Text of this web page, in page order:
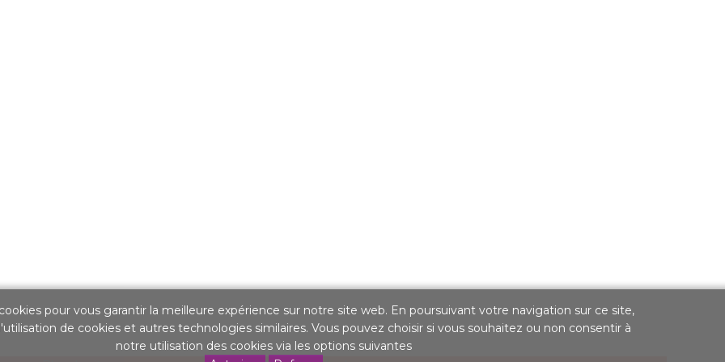
pour vous garantir la meilleure expérience sur notre site web. En poursuivant votre navigation sur ce site,
de cookies et autres technologies similaires. Vous pouvez choisir si vous souhaitez ou non consentir à
notre utilisation des cookies via les options suivantes